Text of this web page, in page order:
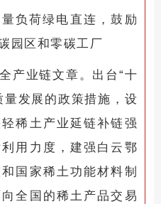
负荷绿电直连，鼓励
园区和零碳工厂
产业链文章。出台“十
发展的政策措施，设
稀土产业延链补链强
用力度，建强白云鄂
国家稀土功能材料制
全国的稀土产品交易